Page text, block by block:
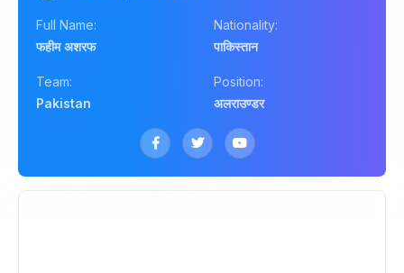
Full Name:
फहीम अशरफ
Nationality:
पाकिस्तान
Team:
Pakistan
Position:
अलराउण्डर